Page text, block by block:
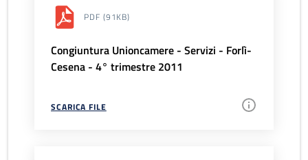
PDF (91KB)
Congiuntura Unioncamere - Servizi - Forlì-
Cesena - 4° trimestre 2011
SCARICA FILE